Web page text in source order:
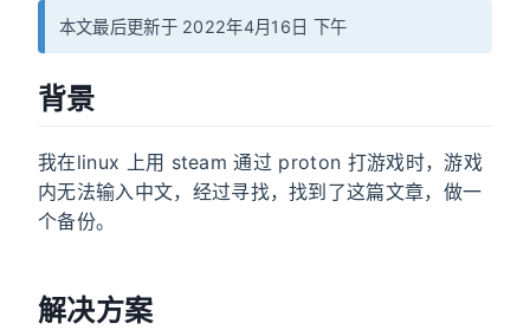
本文最后更新于 2022年4月16日 下午
背景
我在linux 上用 steam 通过 proton 打游戏时，游戏
内无法输入中文，经过寻找，找到了这篇文章，做一
个备份。
解决方案